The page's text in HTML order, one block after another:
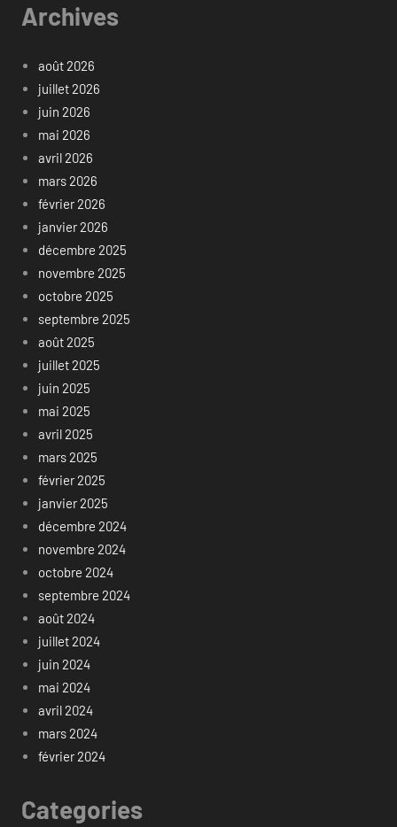
Archives
août 2026
juillet 2026
juin 2026
mai 2026
avril 2026
mars 2026
février 2026
janvier 2026
décembre 2025
novembre 2025
octobre 2025
septembre 2025
août 2025
juillet 2025
juin 2025
mai 2025
avril 2025
mars 2025
février 2025
janvier 2025
décembre 2024
novembre 2024
octobre 2024
septembre 2024
août 2024
juillet 2024
juin 2024
mai 2024
avril 2024
mars 2024
février 2024
Categories